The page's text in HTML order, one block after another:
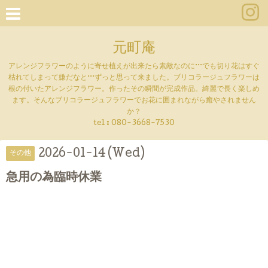
元町庵
アレンジフラワーのように寄せ植えが出来たら素敵なのに···でも切り花はすぐ
枯れてしまって嫌だなと···ずっと思って来ました。ブリコラージュフラワーは
根の付いたアレンジフラワー。作ったその瞬間が完成作品。綺麗で長く楽しめ
ます。そんなブリコラージュフラワーでお花に囲まれながら癒やされません
か？
tel : 080-3668-7530
その他 2026-01-14 (Wed)
急用の為臨時休業